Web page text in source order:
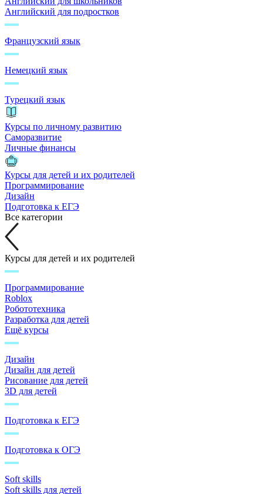
Английский для подростков
Французский язык
Немецкий язык
Турецкий язык
Курсы по личному развитию
Саморазвитие
Личные финансы
Курсы для детей и их родителей
Программирование
Дизайн
Подготовка к ЕГЭ
Все категории
Курсы для детей и их родителей
Программирование
Roblox
Робототехника
Разработка для детей
Ещё курсы
Дизайн
Дизайн для детей
Рисование для детей
3D для детей
Подготовка к ЕГЭ
Подготовка к ОГЭ
Soft skills
Soft skills для детей